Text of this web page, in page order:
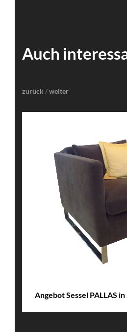
Auch
zurück /weiter
Angebot Sessel PALLAS